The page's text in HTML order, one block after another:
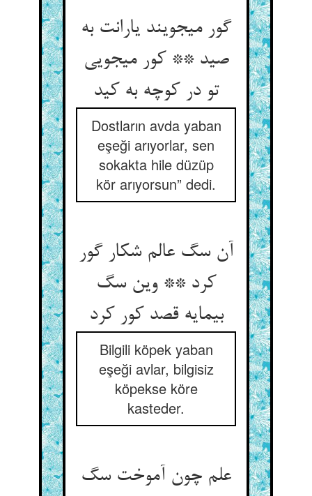
گور می‏جویند یارانت به
صید ** کور می‏جویی
تو در کوچه به کید
Dostların avda yaban
eşeği arıyorlar, sen
sokakta hile düzüp
kör arıyorsun” dedi.
آن سگ عالم شکار گور
کرد ** وین سگ
بی‏مایه قصد کور کرد
Bilgili köpek yaban
eşeği avlar, bilgisiz
köpekse köre
kasteder.
علم چون آموخت سگ